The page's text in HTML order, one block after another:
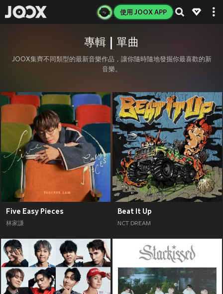
使用 JOOX APP
專輯 | 單曲
JOOX集齊不同類型的最新音樂作品，讓你隨時隨地發掘你最喜歡的新
音樂。
Five Easy Pieces
林家謙
Beat It Up
NCT DREAM